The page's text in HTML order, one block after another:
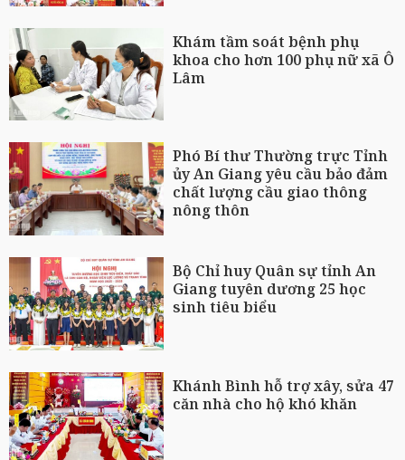
Khám tầm soát bệnh phụ
khoa cho hơn 100 phụ nữ xã Ô
Lâm
Phó Bí thư Thường trực Tỉnh
ủy An Giang yêu cầu bảo đảm
chất lượng cầu giao thông
nông thôn
Bộ Chỉ huy Quân sự tỉnh An
Giang tuyên dương 25 học
sinh tiêu biểu
Khánh Bình hỗ trợ xây, sửa 47
căn nhà cho hộ khó khăn